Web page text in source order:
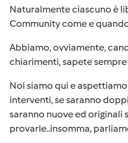
Naturalmente ciascuno è
Community come e
Abbiamo, ovviamente,
chiarimenti, sapete
Noi siamo qui e
interventi, se saranno
saranno nuove ed originali
provarle..insomma,